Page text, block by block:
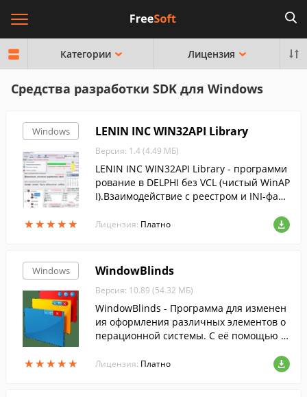
Категории Лицензия
Средства разработки SDK для Windows
Windows
★★★★★
★★★★★
LENIN INC WIN32API Library
Версия: 1.4 (4.49 МБ)
LENIN INC WIN32API Library - программи
рование в DELPHI без VCL (чистый WinAP
I).Взаимодействие с реестром и INI-файл
быстрее!
Лицензия: Платно
Windows
★★★★★
★★★★★
WindowBlinds
Версия: 10.89 (54.32 МБ)
WindowBlinds - Программа для изменен
ия оформления различных элементов о
перационной системы. С её помощью м
роить тему оформления и многое друго
Лицензия: Платно